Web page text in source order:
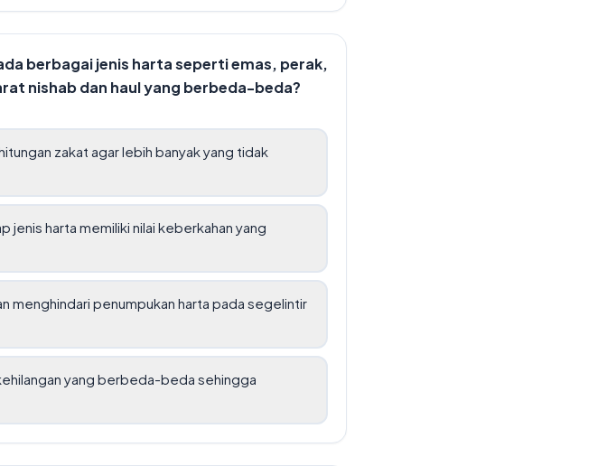
berbagai jenis harta seperti emas, perak,
nishab dan haul yang berbeda-beda?
zakat agar lebih banyak yang tidak
harta memiliki nilai keberkahan yang
menghindari penumpukan harta pada segelintir
yang berbeda-beda sehingga